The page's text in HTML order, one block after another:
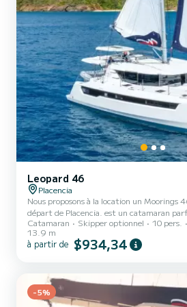
Leopard 46
Placencia
Nous proposons à la location un Moorings
départ de Placencia. est un catamaran
location. Ce catamaran est très agréable à
croisière d'une semaine ou plus. Le bateau dispose de 4 cabines tout
confort et une capacité d'embarcation de
Pour votre confort, possède 4 toilet...
Catamaran Skipper optionnel 10 pers.
13.9 m
à partir de $934,34
-5%